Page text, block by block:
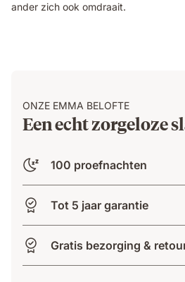
ander zich ook omdraait.
ONZE EMMA BELOFTE
Een echt zorgeloze
100 proefnachten
Tot 5 jaar garantie
Gratis bezorging &